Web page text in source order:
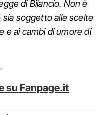
di Bilancio. Non è
soggetto alle scelte
e ai cambi di umore di
su Fanpage.it